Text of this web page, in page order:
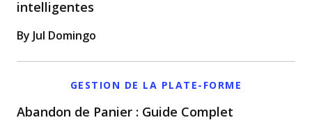
intelligentes
By Jul Domingo
GESTION DE LA PLATE-FORME
Abandon de Panier : Guide Complet